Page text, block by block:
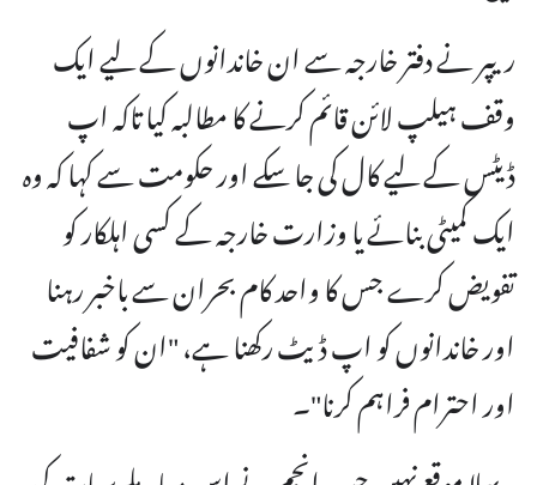
ریپر نے دفتر خارجہ سے ان خاندانوں کے لیے ایک
وقف ہیلپ لائن قائم کرنے کا مطالبہ کیا تاکہ اپ
ڈیٹس کے لیے کال کی جا سکے اور حکومت سے کہا کہ وہ
ایک کمیٹی بنائے یا وزارت خارجہ کے کسی اہلکار کو
تفویض کرے جس کا واحد کام بحران سے باخبر رہنا
اور خاندانوں کو اپ ڈیٹ رکھنا ہے، "ان کو شفافیت
اور احترام فراہم کرنا"۔